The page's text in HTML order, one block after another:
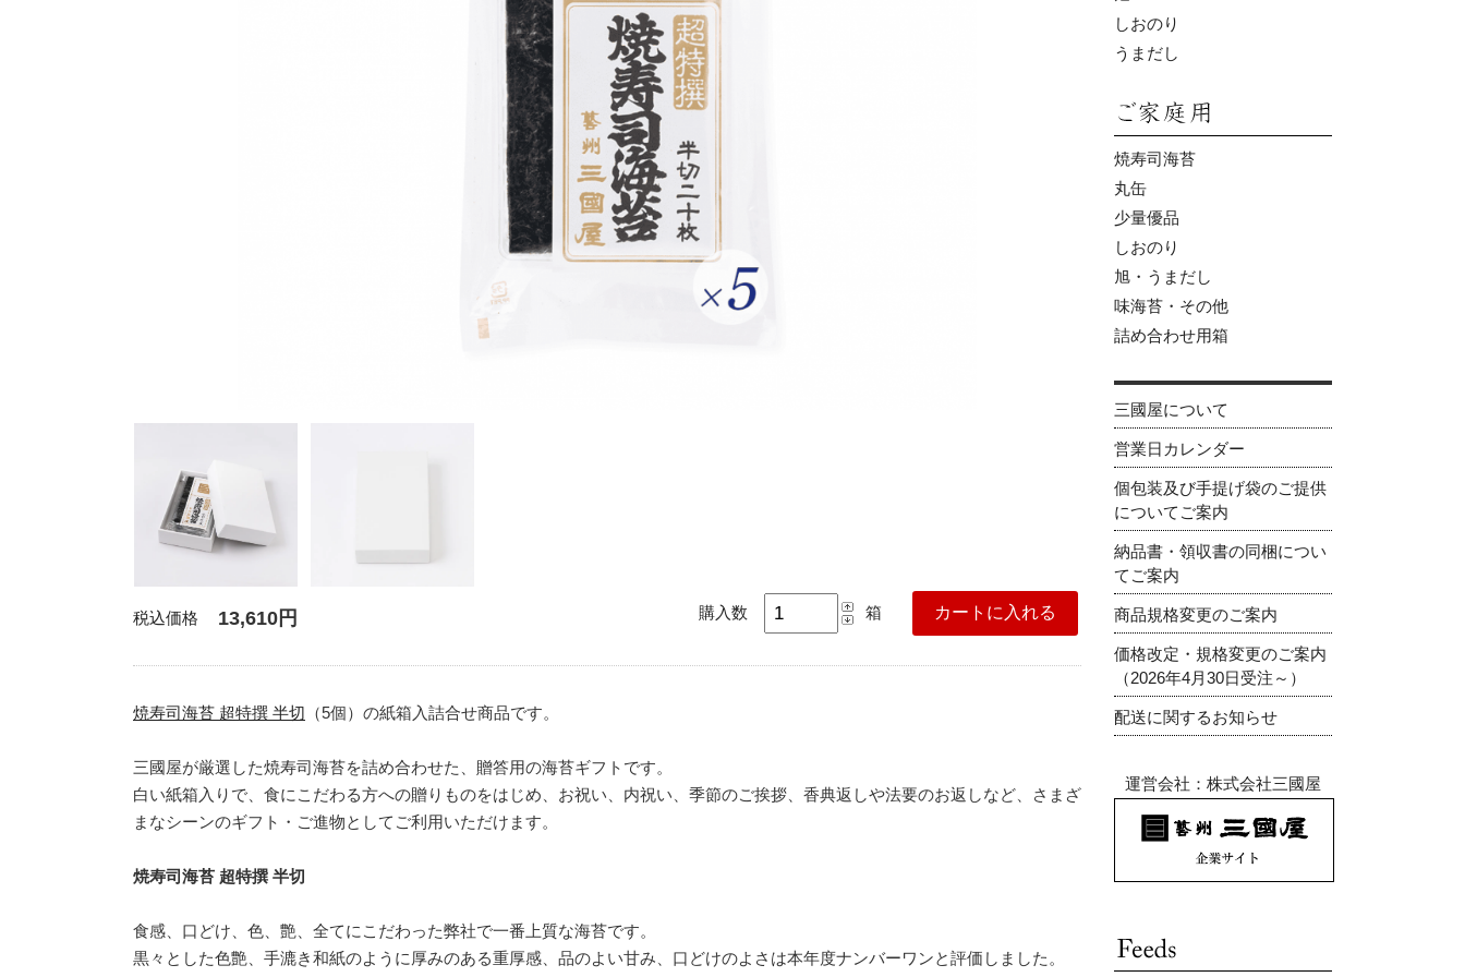
税込価格 13,610円 購入数 箱
焼寿司海苔 超特撰 半切 （5個）の紙箱入詰合せ商品です。
三國屋が厳選した焼寿司海苔を詰め合わせた、贈答用の海苔ギフトです。
白い紙箱入りで、食にこだわる方への贈りものをはじめ、お祝い、内祝い、季節のご挨拶、香典返しや法要のお返しなど、さまざ
まなシーンのギフト・ご進物としてご利用いただけます。
焼寿司海苔 超特撰 半切
食感、口どけ、色、艶、全てにこだわった弊社で一番上質な海苔です。
黒々とした色艶、手漉き和紙のように厚みのある重厚感、品のよい甘み、口どけのよさは本年度ナンバーワンと評価しました。
しおのり
うまだし
焼寿司海苔
丸缶
少量優品
しおのり
旭・うまだし
味海苔・その他
詰め合わせ用箱
三國屋について
営業日カレンダー
個包装及び手提げ袋のご提供
についてご案内
納品書・領収書の同梱につい
てご案内
商品規格変更のご案内
価格改定・規格変更のご案内
（2026年4月30日受注～）
配送に関するお知らせ
運営会社：株式会社三國屋